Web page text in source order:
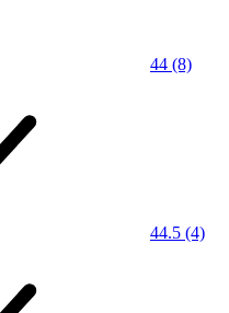
44 (8)
44.5 (4)